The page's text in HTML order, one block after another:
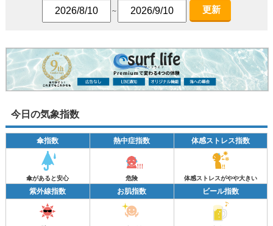
～ 更新
今日の気象指数
傘指数 熱中症指数 体感ストレス指数
傘があると安心 危険 体感ストレスがやや大きい
紫外線指数 お肌指数 ビール指数